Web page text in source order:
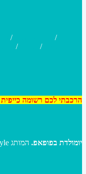
/
/
/ /
הרכבתי לכם רשומה כייפית
יומולדת בפופאפ. המותג Harry Style ישיק חנות פופ אפ בלונדון שאמורה לקדם את היומולדת שלו כתחנה של מתנות לחגים ולשנה החדשה.